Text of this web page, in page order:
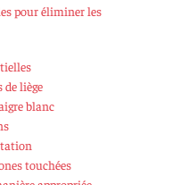
pour éliminer les
de liège
blanc
touchées